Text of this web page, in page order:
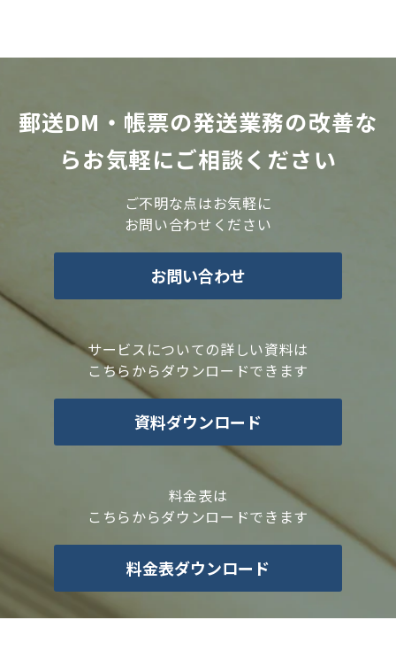
郵送DM・帳票の発送業務の改善な
らお気軽にご相談ください
ご不明な点はお気軽に
お問い合わせください
お問い合わせ
サービスについての詳しい資料は
こちらからダウンロードできます
資料ダウンロード
料金表は
こちらからダウンロードできます
料金表ダウンロード